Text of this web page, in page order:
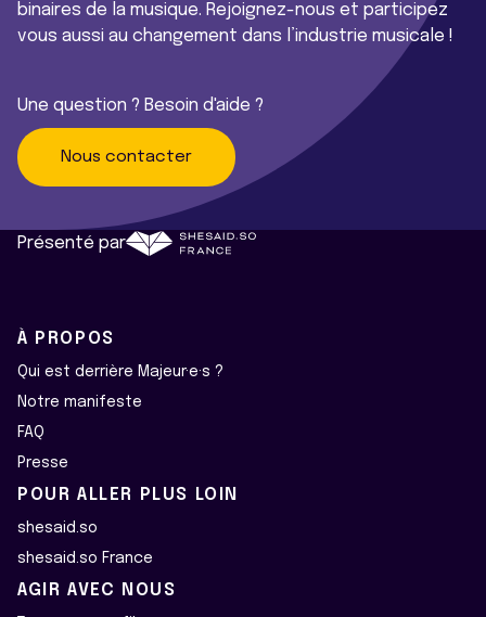
binaires de la musique. Rejoignez-nous et participez
vous aussi au changement dans l’industrie musicale !
Une question ? Besoin d'aide ?
Nous contacter
Présenté par
À PROPOS
Qui est derrière Majeur·e·s ?
Notre manifeste
FAQ
Presse
POUR ALLER PLUS LOIN
shesaid.so
shesaid.so France
AGIR AVEC NOUS